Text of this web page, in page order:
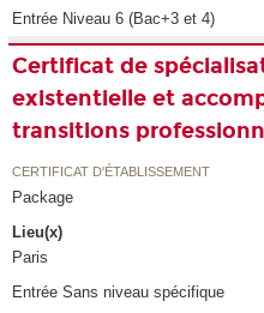
Entrée Niveau 6 (Bac+3 et 4)
Certificat de
existentielle et
transitions
CERTIFICAT D'ÉTABLISSEMENT
Package
Lieu(x)
Paris
Entrée Sans niveau spécifique